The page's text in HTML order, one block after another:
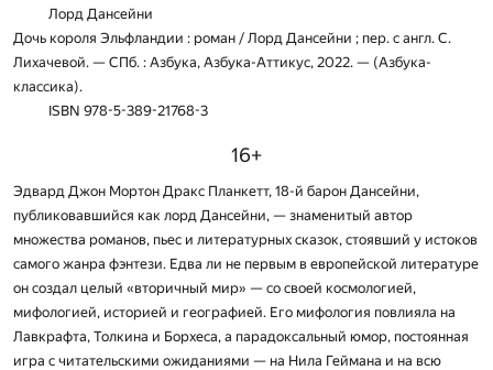
Лорд Дансейни
Дочь короля Эльфландии : роман / Лорд Дансейни ; пер. с англ. С.
Лихачевой. — СПб. : Азбука, Азбука-Аттикус, 2022. — (Азбука-
классика).
ISBN 978-5-389-21768-3
16+
Эдвард Джон Мортон Дракс Планкетт, 18-й барон Дансейни,
публиковавшийся как лорд Дансейни, — знаменитый автор
множества романов, пьес и литературных сказок, стоявший у истоков
самого жанра фэнтези. Едва ли не первым в европейской литературе
он создал целый «вторичный мир» — со своей космологией,
мифологией, историей и географией. Его мифология повлияла на
Лавкрафта, Толкина и Борхеса, а парадоксальный юмор, постоянная
игра с читательскими ожиданиями — на Нила Геймана и на всю